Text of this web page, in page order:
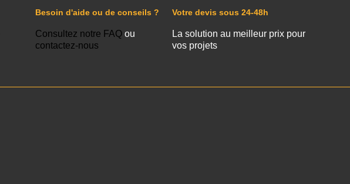
Besoin d'aide ou de conseils ?
Consultez notre FAQou
contactez-nous
Votre devis sous 24-48h
La solution au meilleur prix pour
vos projets